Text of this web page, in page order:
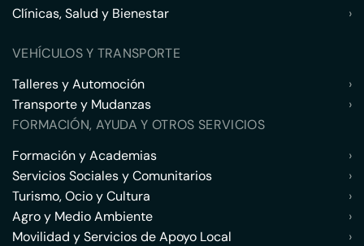
Clínicas, Salud y Bienestar
›
VEHÍCULOS Y TRANSPORTE
Talleres y Automoción
›
Transporte y Mudanzas
›
FORMACIÓN, AYUDA Y OTROS SERVICIOS
Formación y Academias
›
Servicios Sociales y Comunitarios
›
Turismo, Ocio y Cultura
›
Agro y Medio Ambiente
›
Movilidad y Servicios de Apoyo Local
›